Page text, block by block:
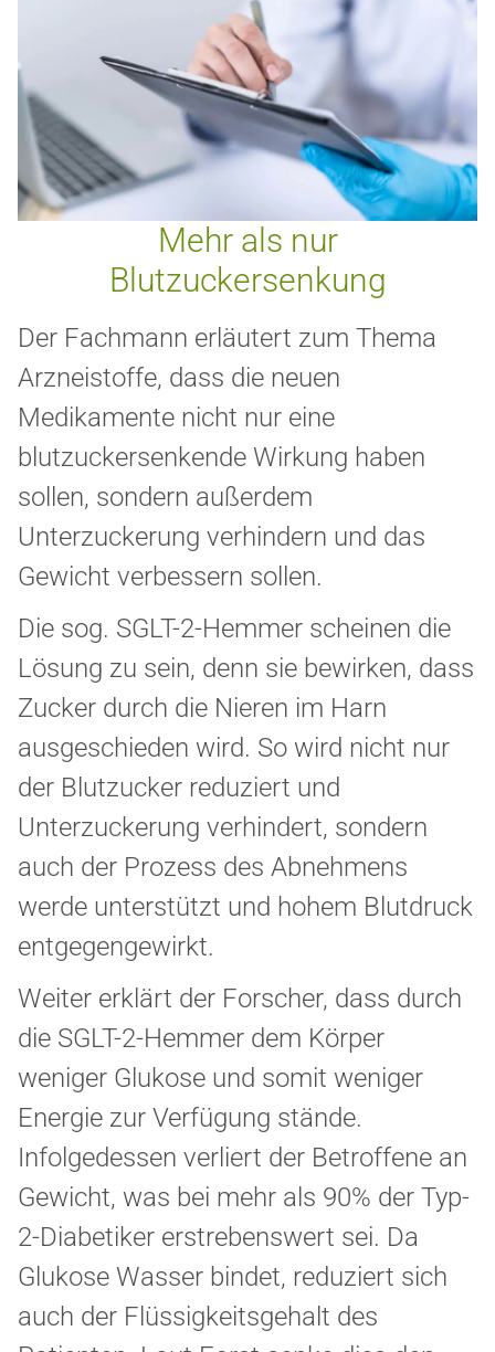
Mehr als nur
Blutzuckersenkung
Der Fachmann erläutert zum Thema
Arzneistoffe, dass die neuen
Medikamente nicht nur eine
blutzuckersenkende Wirkung haben
sollen, sondern außerdem
Unterzuckerung verhindern und das
Gewicht verbessern sollen.
Die sog. SGLT-2-Hemmer scheinen die
Lösung zu sein, denn sie bewirken, dass
Zucker durch die Nieren im Harn
ausgeschieden wird. So wird nicht nur
der Blutzucker reduziert und
Unterzuckerung verhindert, sondern
auch der Prozess des Abnehmens
werde unterstützt und hohem Blutdruck
entgegengewirkt.
Weiter erklärt der Forscher, dass durch
die SGLT-2-Hemmer dem Körper
weniger Glukose und somit weniger
Energie zur Verfügung stände.
Infolgedessen verliert der Betroffene an
Gewicht, was bei mehr als 90% der Typ-
2-Diabetiker erstrebenswert sei. Da
Glukose Wasser bindet, reduziert sich
auch der Flüssigkeitsgehalt des